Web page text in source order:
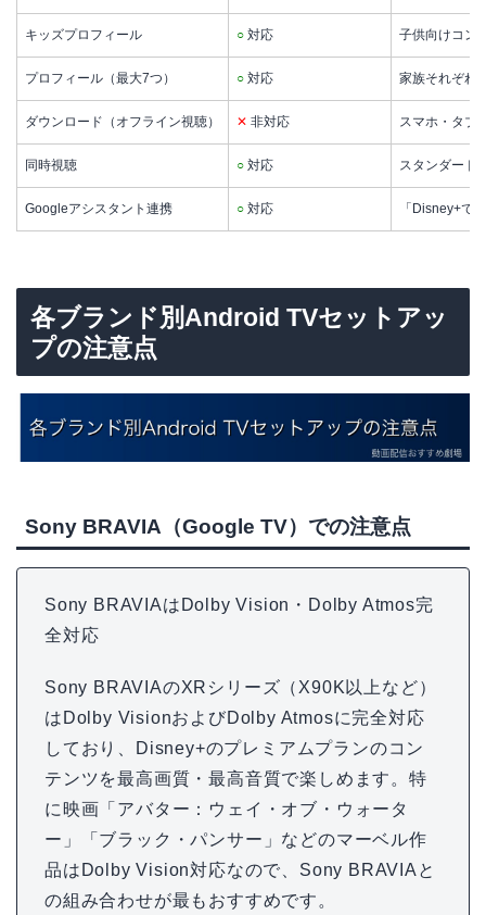
キッズプロフィール ○ 対応 子供向けコン
プロフィール（最大7つ） ○ 対応 家族それぞれ
ダウンロード（オフライン視聴） ✕ 非対応 スマホ・タブ
同時視聴 ○ 対応 スタンダード
Googleアシスタント連携 ○ 対応 「Disney+で
各ブランド別Android TVセットアッ
プの注意点
Sony BRAVIA（Google TV）での注意点
Sony BRAVIAはDolby Vision・Dolby Atmos完
全対応
Sony BRAVIAのXRシリーズ（X90K以上など）
はDolby VisionおよびDolby Atmosに完全対応
しており、Disney+のプレミアムプランのコン
テンツを最高画質・最高音質で楽しめます。特
に映画「アバター：ウェイ・オブ・ウォータ
ー」「ブラック・パンサー」などのマーベル作
品はDolby Vision対応なので、Sony BRAVIAと
の組み合わせが最もおすすめです。